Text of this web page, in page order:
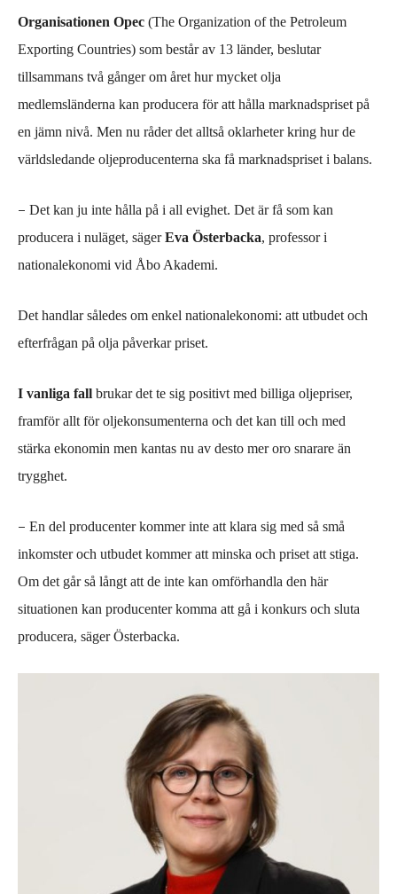
Organisationen Opec (The Organization of the Petroleum
Exporting Countries) som består av 13 länder, beslutar
tillsammans två gånger om året hur mycket olja
medlemsländerna kan producera för att hålla marknadspriset på
en jämn nivå. Men nu råder det alltså oklarheter kring hur de
världsledande oljeproducenterna ska få marknadspriset i balans.
– Det kan ju inte hålla på i all evighet. Det är få som kan
producera i nuläget, sägerEva Österbacka, professor i
nationalekonomi vid Åbo Akademi.
Det handlarsåledes om enkel nationalekonomi: att utbudet och
efterfrågan på olja påverkar priset.
I vanliga fall brukar det te sig positivt med billiga oljepriser,
framför allt för oljekonsumenterna och det kan till och med
stärka ekonomin men kantas nu av desto mer oro snarare än
trygghet.
– En del producenter kommer inte att klara sig med så små
inkomster och utbudet kommer att minska och priset att stiga.
Om det går så långt att de inte kan omförhandla den här
situationen kan producenter komma att gå i konkurs och sluta
producera, sägerÖsterbacka.